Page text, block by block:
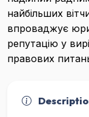
найбільших
впроваджує
репутацію у
правових